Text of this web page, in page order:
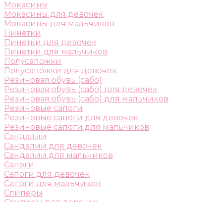
Мокасины
Мокасины для девочек
Мокасины для мальчиков
Пинетки
Пинетки для девочек
Пинетки для мальчиков
Полусапожки
Полусапожки для девочек
Резиновая обувь (сабо)
Резиновая обувь (сабо) для девочек
Резиновая обувь (сабо) для мальчиков
Резиновые сапоги
Резиновые сапоги для девочек
Резиновые сапоги для мальчиков
Сандалии
Сандалии для девочек
Сандалии для мальчиков
Сапоги
Сапоги для девочек
Сапоги для мальчиков
Слиперы